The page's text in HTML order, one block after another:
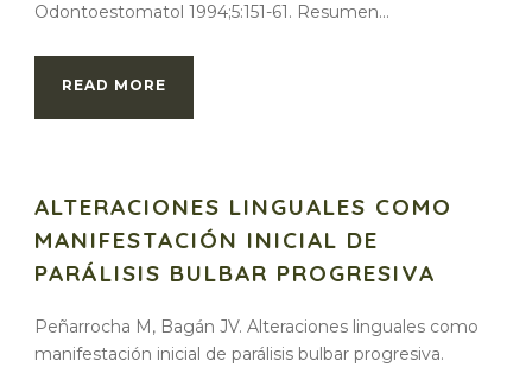
Odontoestomatol 1994;5:151-61. Resumen...
READ MORE
ALTERACIONES LINGUALES COMO
MANIFESTACIÓN INICIAL DE
PARÁLISIS BULBAR PROGRESIVA
Peñarrocha M, Bagán JV. Alteraciones linguales como
manifestación inicial de parálisis bulbar progresiva.